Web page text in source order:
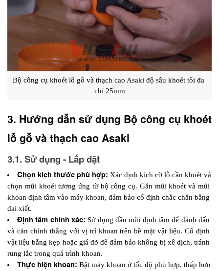
Bộ công cụ khoét lỗ gỗ và thạch cao Asaki độ sâu khoét tối đa
chỉ 25mm
3. Hướng dẫn sử dụng Bộ công cụ khoét
lỗ gỗ và thạch cao Asaki
3.1. Sử dụng - Lắp đặt
Chọn kích thước phù hợp: Xác định kích cỡ lỗ cần khoét và
chọn mũi khoét tương ứng từ bộ công cụ. Gắn mũi khoét và mũi
khoan định tâm vào máy khoan, đảm bảo cố định chắc chắn bằng
đai xiết.
Định tâm chính xác: Sử dụng đầu mũi định tâm để đánh dấu
và căn chỉnh thẳng với vị trí khoan trên bề mặt vật liệu. Cố định
vật liệu bằng kẹp hoặc giá đỡ để đảm bảo không bị xê dịch, tránh
rung lắc trong quá trình khoan.
Thực hiện khoan: Bật máy khoan ở tốc độ phù hợp, thấp hơn